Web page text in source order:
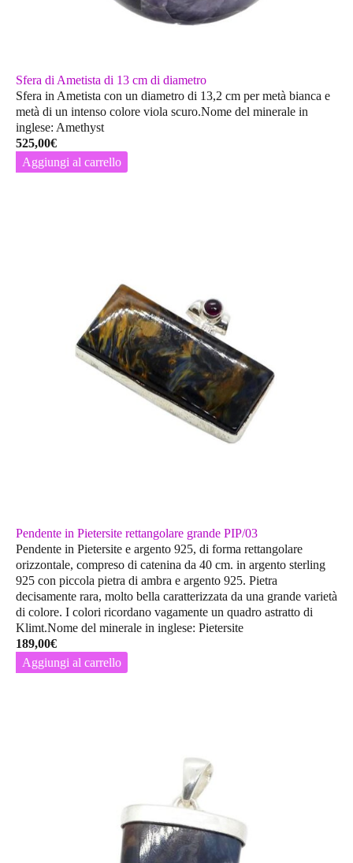
Sfera di Ametista di 13 cm di diametro
Sfera in Ametista con un diametro di 13,2 cm per metà bianca e
metà di un intenso colore viola scuro.Nome del minerale in
inglese: Amethyst
525,00€
Aggiungi al carrello
Pendente in Pietersite rettangolare grande PIP/03
Pendente in Pietersite e argento 925, di forma rettangolare
orizzontale, compreso di catenina da 40 cm. in argento sterling
925 con piccola pietra di ambra e argento 925. Pietra
decisamente rara, molto bella caratterizzata da una grande varietà
di colore. I colori ricordano vagamente un quadro astratto di
Klimt.Nome del minerale in inglese: Pietersite
189,00€
Aggiungi al carrello